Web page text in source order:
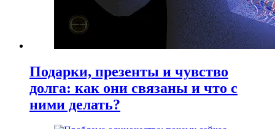
Подарки, презенты и чувство
долга: как они связаны и что с
ними делать?